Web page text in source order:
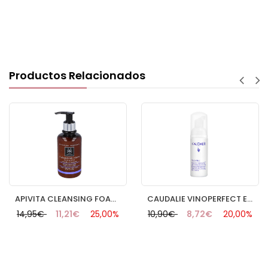
Productos Relacionados
APIVITA CLEANSING FOAM FACE&EYES 200ML
14,95€ 11,21€ 25,00%
CAUDALIE VINOPERFECT ESPUMA MICROPEELING 50 ML
10,90€ 8,72€ 20,00%